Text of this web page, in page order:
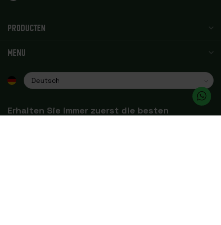
PRODUCTEN
MENU
Erhalten Sie immer zuerst die besten